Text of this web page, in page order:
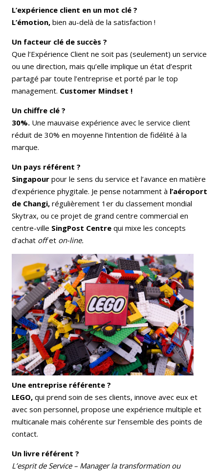
L’expérience client en un mot clé ?
L’émotion, bien au-delà de la satisfaction !
Un facteur clé de succès ?
Que l’Expérience Client ne soit pas (seulement) un service
ou une direction, mais qu’elle implique un état d’esprit
partagé par toute l’entreprise et porté par le top
management. Customer Mindset !
Un chiffre clé ?
30%. Une mauvaise expérience avec le service client
réduit de 30% en moyenne l’intention de fidélité à la
marque.
Un pays référent ?
Singapour pour le sens du service et l’avance en matière
d’expérience phygitale. Je pense notamment à l’aéroport
de Changi, régulièrement 1er du classement mondial
Skytrax, ou ce projet de grand centre commercial en
centre-ville SingPost Centre qui mixe les concepts
d’achat offet on-line.
Une entreprise référente ?
LEGO, qui prend soin de ses clients, innove avec eux et
avec son personnel, propose une expérience multiple et
multicanale mais cohérente sur l’ensemble des points de
contact.
Un livre référent ?
L’esprit de Service – Manager la transformation ou